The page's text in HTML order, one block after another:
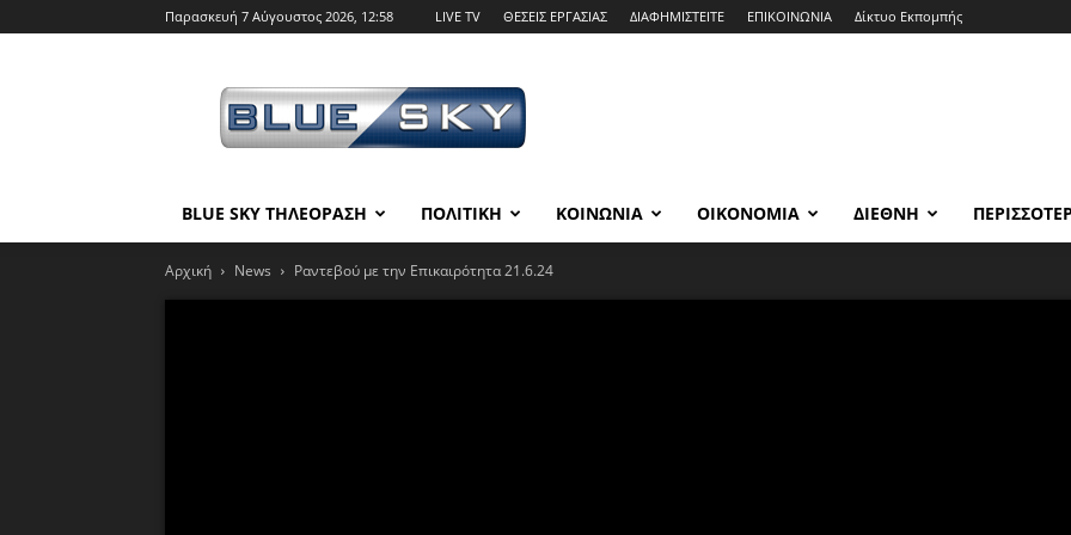
Παρασκευή 7 Αύγουστος 2026, 12:58 LIVE TV ΘΕΣΕΙΣ ΕΡΓΑΣΙΑΣ ΔΙΑΦΗΜΙΣΤΕΙΤΕ ΕΠΙΚΟΙΝΩΝΙΑ Δίκτυο Εκπομπής
SKY
BLUE SKY ΤΗΛΕΟΡΑΣΗ ΠΟΛΙΤΙΚΗ ΚΟΙΝΩΝΙΑ ΟΙΚΟΝΟΜΙΑ ΔΙΕΘΝΗ
Αρχική News Ραντεβού με την Επικαιρότητα 21.6.24